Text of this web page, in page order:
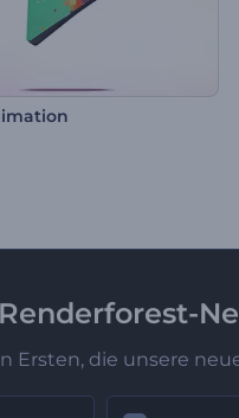
Ersten, die unsere